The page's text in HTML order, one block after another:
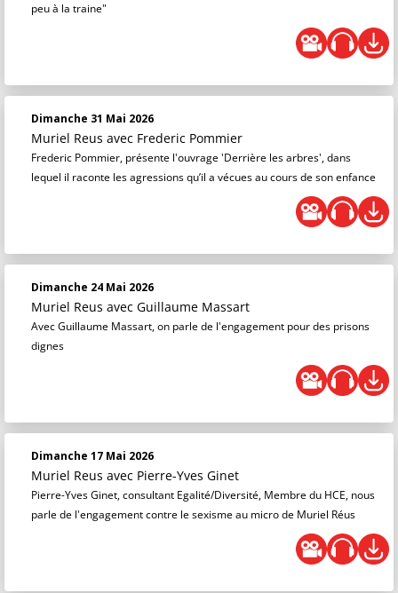
peu à la traine"
Dimanche 31 Mai 2026
Muriel Reus avec Frederic Pommier
Frederic Pommier, présente l'ouvrage 'Derrière les arbres', dans
lequel il raconte les agressions qu’il a vécues au cours de son enfance
Dimanche 24 Mai 2026
Muriel Reus avec Guillaume Massart
Avec Guillaume Massart, on parle de l'engagement pour des prisons
dignes
Dimanche 17 Mai 2026
Muriel Reus avec Pierre-Yves Ginet
Pierre-Yves Ginet, consultant Egalité/Diversité, Membre du HCE, nous
parle de l'engagement contre le sexisme au micro de Muriel Réus